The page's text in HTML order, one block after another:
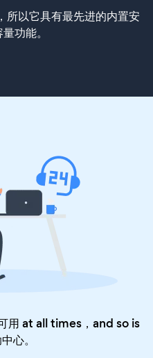
以它具有最先进的内置安
功能。
用 at all times，and so is
心。